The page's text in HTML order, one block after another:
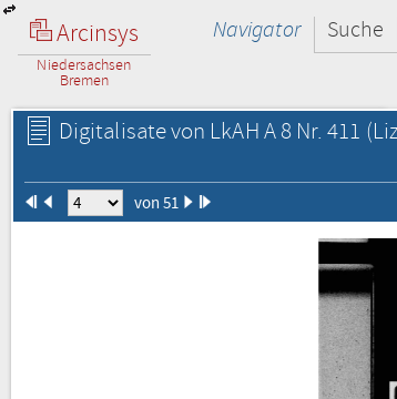
Arcinsys
Niedersachsen
Bremen
Navigator Suche
Digitalisate von LkAH A 8 Nr. 411
von 51